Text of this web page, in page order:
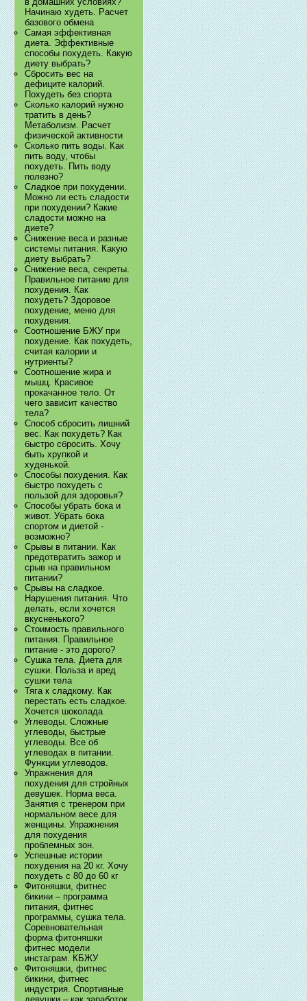
Начинаю худеть. Расчет
базового обмена
Самая эффективная
диета. Эффективные
способы похудеть. Какую
диету выбрать?
Сбросить вес на
дефиците калорий.
Похудеть без спорта
Сколько калорий нужно
тратить в день?
Метаболизм. Расчет
физической активности
Сколько пить воды. Как
пить воду, чтобы
похудеть. Пить воду
полезно?
Сладкое при похудении.
Можно ли есть сладости
при похудении? Какие
сладости можно на
диете?
Снижение веса и разные
системы питания. Какую
диету выбрать?
Снижение веса, секреты.
Правильное питание для
похудения. Как
похудеть? Здоровое
похудение, меню для
похудения.
Соотношение БЖУ при
похудение. Как похудеть,
считая калории и
нутриенты?
Соотношение жира и
мышц. Красивое
прокачанное тело. От
чего зависит качество
тела?
Способ сбросить лишний
вес. Как похудеть? Как
быстро сбросить. Хочу
быть хрупкой и
худенькой.
Способы похудения. Как
быстро похудеть с
пользой для здоровья?
Способы убрать бока и
живот. Убрать бока
спортом и диетой -
возможно?
Срывы в питании. Как
предотвратить зажор и
срыв на правильном
питании?
Срывы на сладкое.
Нарушения питания. Что
делать, если хочется
вкусненького?
Стоимость правильного
питания. Правильное
питание - это дорого?
Сушка тела. Диета для
сушки. Польза и вред
сушки тела
Тяга к сладкому. Как
перестать есть сладкое.
Хочется шоколада
Углеводы. Сложные
углеводы, быстрые
углеводы. Все об
углеводах в питании.
Функции углеводов.
Упражнения для
похудения для стройных
девушек. Норма веса.
Занятия с тренером при
нормальном весе для
женщины. Упражнения
для похудения
проблемных зон.
Успешные истории
похудения на 20 кг. Хочу
похудеть с 80 до 60 кг
Фитоняшки, фитнес
бикини – программа
питания, фитнес
программы, сушка тела.
Соревновательная
форма фитоняшки
фитнес модели
инстаграм. КБЖУ
Фитоняшки, фитнес
бикини, фитнес
индустрия. Спортивные